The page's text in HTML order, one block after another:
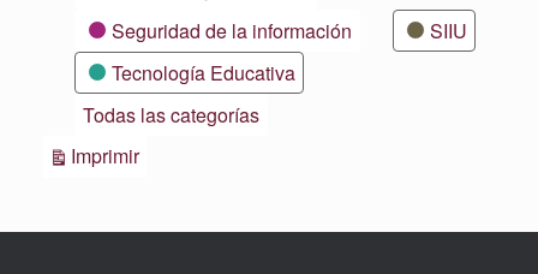
Seguridad de la información
SIIU
Tecnología Educativa
Todas las categorías
ImprimirVistas